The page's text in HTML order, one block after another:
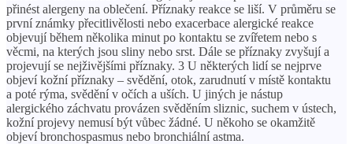
přinést alergeny na oblečení. Příznaky reakce se liší. V průměru se
první známky přecitlivělosti nebo exacerbace alergické reakce
objevují během několika minut po kontaktu se zvířetem nebo s
věcmi, na kterých jsou sliny nebo srst. Dále se příznaky zvyšují a
projevují se nejživějšími příznaky. 3 U některých lidí se nejprve
objeví kožní příznaky – svědění, otok, zarudnutí v místě kontaktu
a poté rýma, svědění v očích a uších. U jiných je nástup
alergického záchvatu provázen svěděním sliznic, suchem v ústech,
kožní projevy nemusí být vůbec žádné. U někoho se okamžitě
objeví bronchospasmus nebo bronchiální astma.